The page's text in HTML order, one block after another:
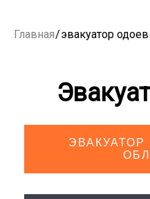
Главная/эвакуатор одоев